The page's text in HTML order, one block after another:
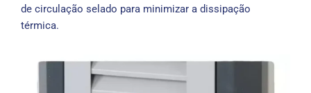
de circulação selado para minimizar a dissipação
térmica.